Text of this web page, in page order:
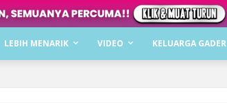
LEBIH MENARIK VIDEO KELUARGA GADER